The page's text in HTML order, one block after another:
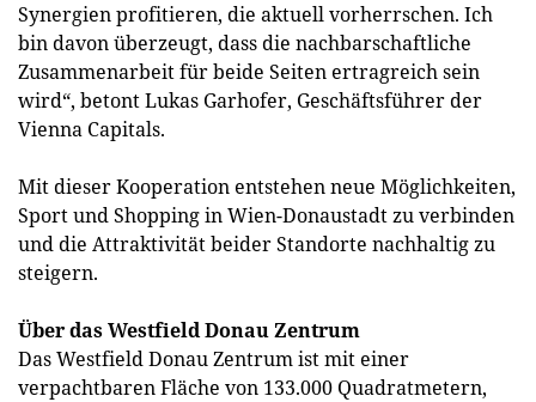
Synergien profitieren, die aktuell vorherrschen. Ich
bin davon überzeugt, dass die nachbarschaftliche
Zusammenarbeit für beide Seiten ertragreich sein
wird“, betont Lukas Garhofer, Geschäftsführer der
Vienna Capitals.
Mit dieser Kooperation entstehen neue Möglichkeiten,
Sport und Shopping in Wien-Donaustadt zu verbinden
und die Attraktivität beider Standorte nachhaltig zu
steigern.
Über das Westfield Donau Zentrum
Das Westfield Donau Zentrum ist mit einer
verpachtbaren Fläche von 133.000 Quadratmetern,